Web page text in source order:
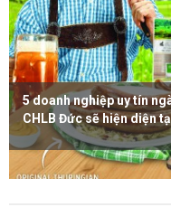
5 doanh nghiệp uy tín
CHLB Đức sẽ hiện diện
Xem thêm